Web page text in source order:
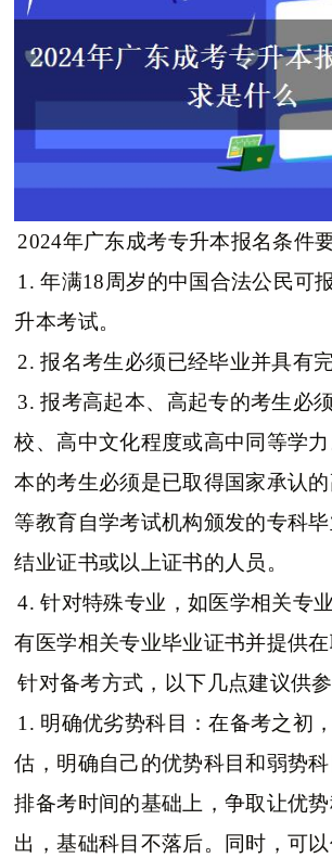
2024年广东成考专升本报名条件
1. 年满18周岁的中国合法公民可
升本考试。
2. 报名考生必须已经毕业并具有
3. 报考高起本、高起专的考生必
校、高中文化程度或高中同等学
本的考生必须是已取得国家承认
等教育自学考试机构颁发的专科
结业证书或以上证书的人员。
4. 针对特殊专业，如医学相关专
有医学相关专业毕业证书并提供在
针对备考方式，以下几点建议供参
1. 明确优劣势科目：在备考之初
估，明确自己的优势科目和弱势
排备考时间的基础上，争取让优
出，基础科目不落后。同时，可